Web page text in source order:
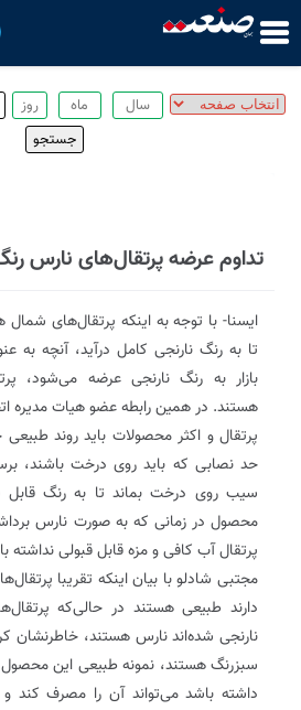
تداوم عرضه پرتقال‌های نارس
ایسنا- با توجه به اینکه پرتقال‌‌های
تا به رنگ نارنجی کامل درآید، آنچه به
بازار به رنگ نارنجی عرضه می‌شود،
هستند. در همین رابطه عضو هیات مدیره
پرتقال و اکثر محصولات باید روند
حد نصابی که باید روی درخت باشند،
سیب روی درخت بماند تا به رنگ قابل
محصول در زمانی که به صورت نارس
پرتقال آب کافی و مزه قابل قبولی نداشته
مجتبی شادلو با بیان اینکه تقریبا
دارند طبیعی هستند در حالی‌که
نارنجی شده‌اند نارس هستند، خاطرنشان
سبزرنگ هستند، نمونه طبیعی این
داشته باشد می‌تواند آن را مصرف کند و